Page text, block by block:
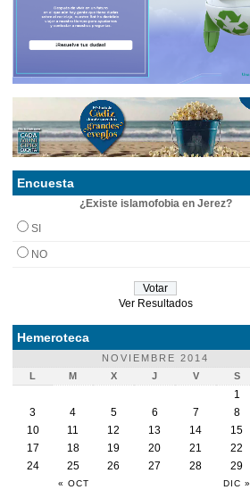
Encuesta
¿Existe islamofobia en Jerez?
SI
NO
Ver Resultados
Hemeroteca
NOVIEMBRE 2014
L
M X J V S
« OCT DIC »
1
3
4 5 6 7 8
10
11 12 13 14 15
17
18 19 20 21 22
24
25 26 27 28 29